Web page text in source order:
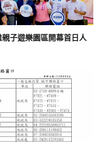
子遊樂園區開幕首日人